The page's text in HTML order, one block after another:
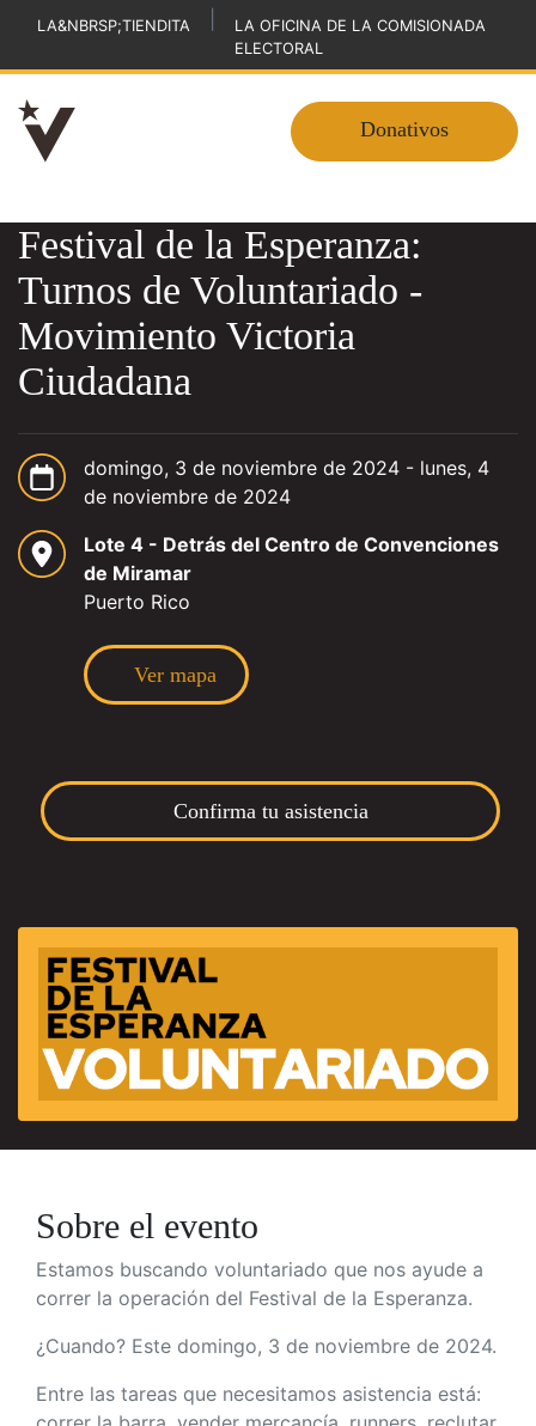
LA&NBRSP;TIENDITA
LA OFICINA DE LA COMISIONADA
ELECTORAL
Donativos
Festival de la Esperanza:
Turnos de Voluntariado -
Movimiento Victoria
Ciudadana
domingo, 3 de noviembre de 2024 - lunes, 4
de noviembre de 2024
Lote 4 - Detrás del Centro de Convenciones
de Miramar
Puerto Rico
Ver mapa
Confirma tu asistencia
Sobre el evento
Estamos buscando voluntariado que nos ayude a
correr la operación del Festival de la Esperanza.
¿Cuando? Este domingo, 3 de noviembre de 2024.
Entre las tareas que necesitamos asistencia está: